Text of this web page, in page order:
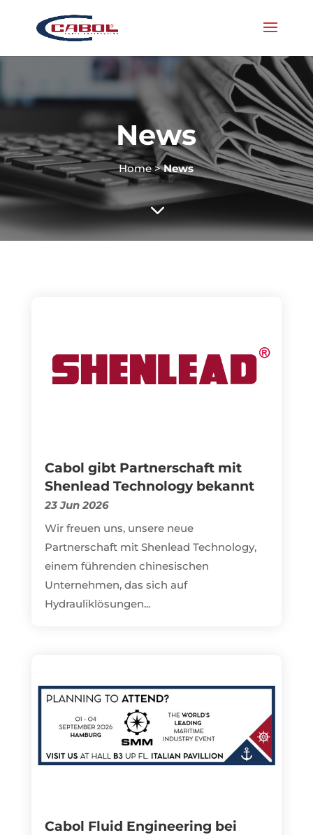
News
Home>News
3
Cabol gibt Partnerschaft mit
Shenlead Technology bekannt
23 Jun 2026
Wir freuen uns, unsere neue
Partnerschaft mit Shenlead Technology,
einem führenden chinesischen
Unternehmen, das sich auf
Hydrauliklösungen...
Cabol Fluid Engineering bei